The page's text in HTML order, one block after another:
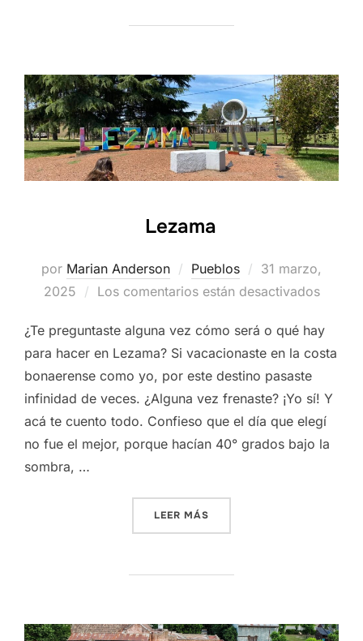
Lezama
por Marian Anderson Pueblos
Publicado
el
31 marzo,
2025
Los comentarios están desactivados
¿Te preguntaste alguna vez cómo será o qué hay
para hacer en Lezama? Si vacacionaste en la costa
bonaerense como yo, por este destino pasaste
infinidad de veces. ¿Alguna vez frenaste? ¡Yo sí! Y
acá te cuento todo. Confieso que el día que elegí
no fue el mejor, porque hacían 40° grados bajo la
sombra, …
LEER MÁS